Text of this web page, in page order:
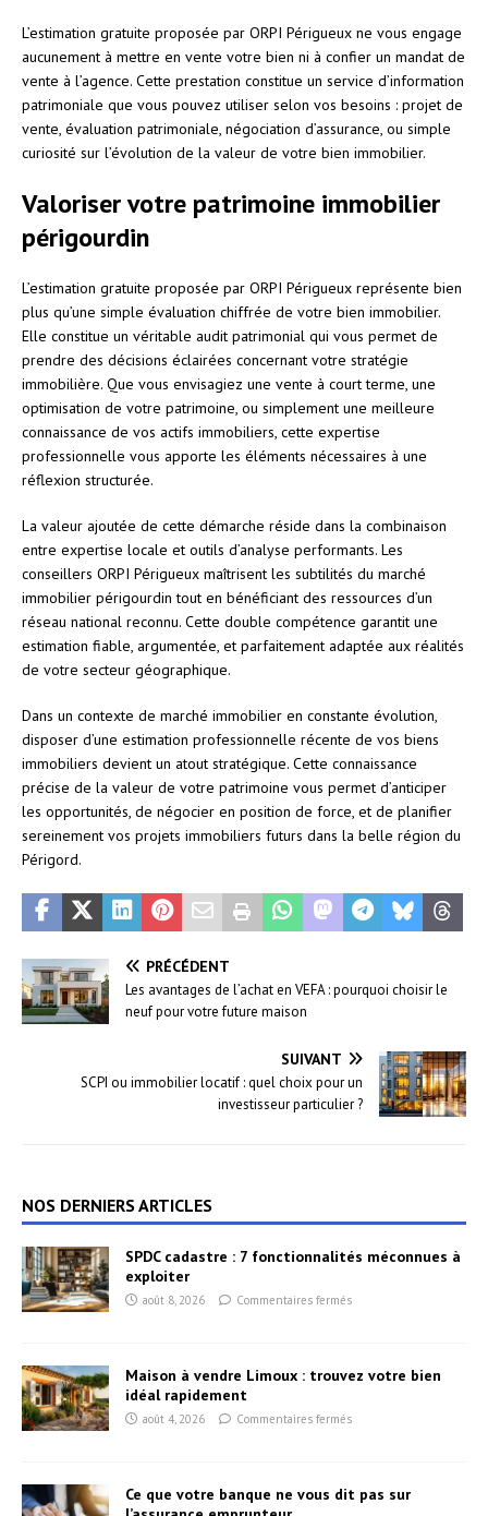
L’estimation gratuite proposée par ORPI Périgueux ne vous engage
aucunement à mettre en vente votre bien ni à confier un mandat de
vente à l’agence. Cette prestation constitue un service d’information
patrimoniale que vous pouvez utiliser selon vos besoins : projet de
vente, évaluation patrimoniale, négociation d’assurance, ou simple
curiosité sur l’évolution de la valeur de votre bien immobilier.
Valoriser votre patrimoine immobilier
périgourdin
L’estimation gratuite proposée par ORPI Périgueux représente bien
plus qu’une simple évaluation chiffrée de votre bien immobilier.
Elle constitue un véritable audit patrimonial qui vous permet de
prendre des décisions éclairées concernant votre stratégie
immobilière. Que vous envisagiez une vente à court terme, une
optimisation de votre patrimoine, ou simplement une meilleure
connaissance de vos actifs immobiliers, cette expertise
professionnelle vous apporte les éléments nécessaires à une
réflexion structurée.
La valeur ajoutée de cette démarche réside dans la combinaison
entre expertise locale et outils d’analyse performants. Les
conseillers ORPI Périgueux maîtrisent les subtilités du marché
immobilier périgourdin tout en bénéficiant des ressources d’un
réseau national reconnu. Cette double compétence garantit une
estimation fiable, argumentée, et parfaitement adaptée aux réalités
de votre secteur géographique.
Dans un contexte de marché immobilier en constante évolution,
disposer d’une estimation professionnelle récente de vos biens
immobiliers devient un atout stratégique. Cette connaissance
précise de la valeur de votre patrimoine vous permet d’anticiper
les opportunités, de négocier en position de force, et de planifier
sereinement vos projets immobiliers futurs dans la belle région du
Périgord.
PRÉCÉDENT
Les avantages de l’achat en VEFA : pourquoi choisir le
neuf pour votre future maison
SUIVANT
SCPI ou immobilier locatif : quel choix pour un
investisseur particulier ?
NOS DERNIERS ARTICLES
SPDC cadastre : 7 fonctionnalités méconnues à
exploiter
août 8, 2026 Commentaires fermés
Maison à vendre Limoux : trouvez votre bien
idéal rapidement
août 4, 2026 Commentaires fermés
Ce que votre banque ne vous dit pas sur